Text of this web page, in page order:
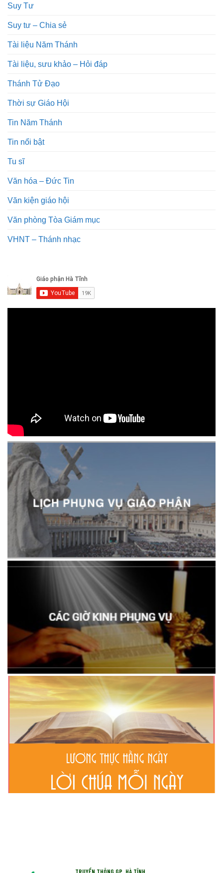
Suy Tư
Suy tư – Chia sẻ
Tài liệu Năm Thánh
Tài liệu, sưu khảo – Hỏi đáp
Thánh Tử Đạo
Thời sự Giáo Hội
Tin Năm Thánh
Tin nổi bật
Tu sĩ
Văn hóa – Đức Tin
Văn kiện giáo hội
Văn phòng Tòa Giám mục
VHNT – Thánh nhạc